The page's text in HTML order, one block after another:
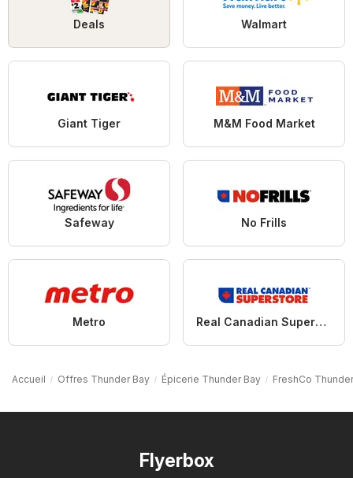
Deals Walmart
Giant Tiger M&M Food Market
Safeway No Frills
Metro Real Canadian Superstore
Accueil Offres Thunder Bay Épicerie Thunder Bay FreshCo
Flyerbox